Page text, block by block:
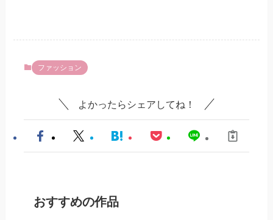
ファッション
よかったらシェアしてね！
おすすめの作品